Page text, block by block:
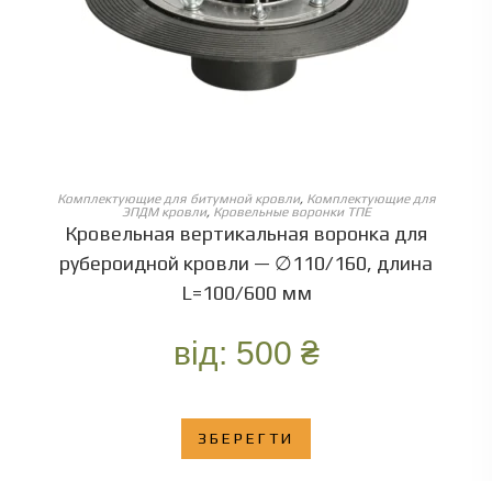
ОБЕРІТЬ ОПЦІЇ
Комплектующие для битумной кровли, Комплектующие для
ЭПДМ кровли, Кровельные воронки ТПЕ
Кровельная вертикальная воронка для
рубероидной кровли — ∅110/160, длина
L=100/600 мм
від: 500 ₴
ЗБЕРЕГТИ